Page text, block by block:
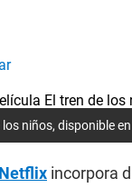
niños, disponible
Netflix incorpora